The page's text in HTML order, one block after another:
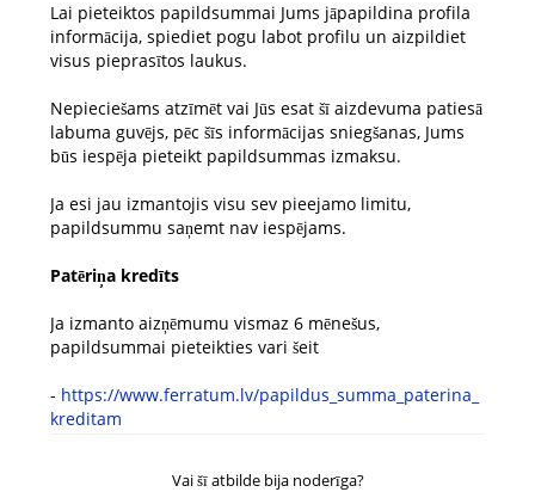
Lai pieteiktos papildsummai Jums jāpapildina profila
informācija, spiediet pogu labot profilu un aizpildiet
visus pieprasītos laukus.
Nepieciešams atzīmēt vai Jūs esat šī aizdevuma patiesā
labuma guvējs, pēc šīs informācijas sniegšanas, Jums
būs iespēja pieteikt papildsummas izmaksu.
Ja esi jau izmantojis visu sev pieejamo limitu,
papildsummu saņemt nav iespējams.
Patēriņa kredīts
Ja izmanto aizņēmumu vismaz 6 mēnešus,
papildsummai pieteikties vari šeit
- https://www.ferratum.lv/papildus_summa_paterina_
kreditam
Vai šī atbilde bija noderīga?